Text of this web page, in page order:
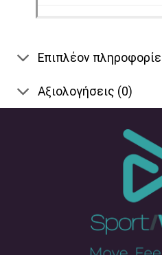
Επιπλέον
Αξιολογήσεις (0)